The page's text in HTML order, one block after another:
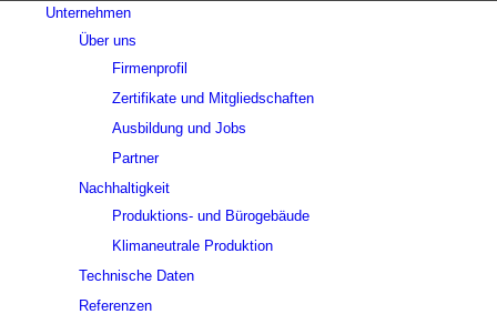
Unternehmen
Über uns
Firmenprofil
Zertifikate und Mitgliedschaften
Ausbildung und Jobs
Partner
Nachhaltigkeit
Produktions- und Bürogebäude
Klimaneutrale Produktion
Technische Daten
Referenzen